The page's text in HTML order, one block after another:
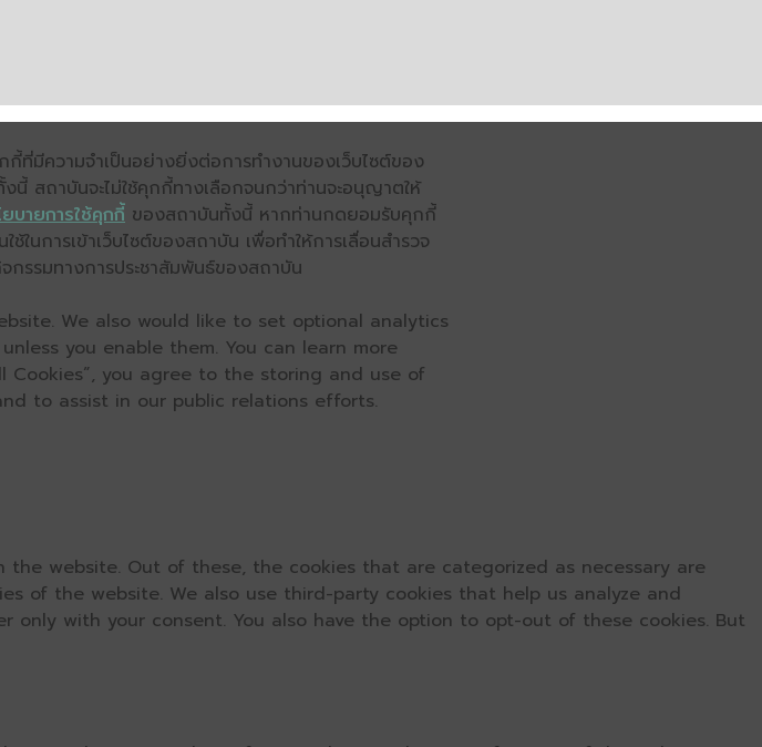
ที่มีความจำเป็นอย่างยิ่งต่อการทำงานของเว็บไซต์ของ
นี้ สถาบันจะไม่ใช้คุกกี้ทางเลือกจนกว่าท่านจะอนุญาตให้
บายการใช้คุกกี้ ของสถาบันทั้งนี้ หากท่านกดยอมรับคุกกี้
การเข้าเว็บไซต์ของสถาบัน เพื่อทำให้การเลื่อนสำรวจ
กรรมทางการประชาสัมพันธ์ของสถาบัน
We also would like to set optional analytics
you enable them. You can learn more
Cookies”, you agree to the storing and use of
to assist in our public relations efforts.
website. Out of these, the cookies that are categorized as necessary are
of the website. We also use third-party cookies that help us analyze and
only with your consent. You also have the option to opt-out of these cookies. But